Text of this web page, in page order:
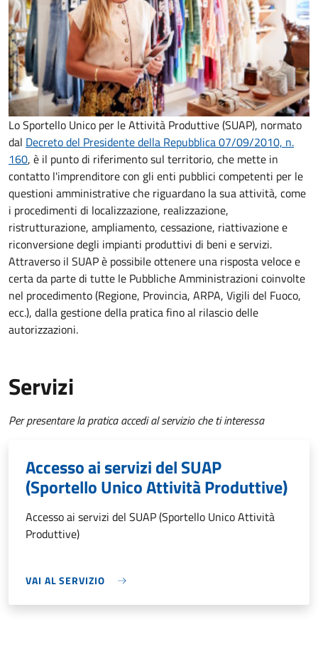
Lo Sportello Unico per le Attività Produttive (SUAP), normato
dal Decreto del Presidente della Repubblica 07/09/2010, n.
160, è il punto di riferimento sul territorio, che mette in
contatto l'imprenditore con gli enti pubblici competenti per le
questioni amministrative che riguardano la sua attività, come
i procedimenti di localizzazione, realizzazione,
ristrutturazione, ampliamento, cessazione, riattivazione e
riconversione degli impianti produttivi di beni e servizi.
Attraverso il SUAP è possibile ottenere una risposta veloce e
certa da parte di tutte le Pubbliche Amministrazioni coinvolte
nel procedimento (Regione, Provincia, ARPA, Vigili del Fuoco,
ecc.), dalla gestione della pratica fino al rilascio delle
autorizzazioni.
Servizi
Per presentare la pratica accedi al servizio che ti interessa
Accesso ai servizi del SUAP
(Sportello Unico Attività Produttive)
Accesso ai servizi del SUAP (Sportello Unico Attività
Produttive)
VAI AL SERVIZIO